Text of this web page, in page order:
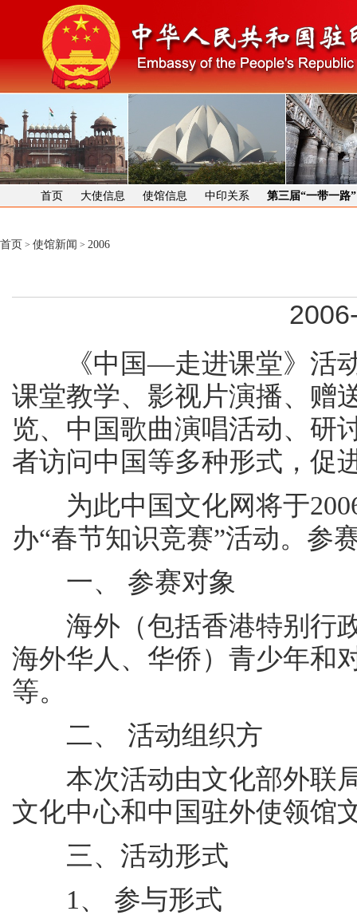
首页 大使信息 使馆信息 中印关系 第三届“一带一路
首页 > 使馆新闻 > 2006
《中国—走进课堂》活动
课堂教学、影视片演播、赠
览、中国歌曲演唱活动、研
者访问中国等多种形式，促
为此中国文化网将于2006
办“春节知识竞赛”活动。参
一、 参赛对象
海外（包括香港特别行政
海外华人、华侨）青少年和
等。
二、 活动组织方
本次活动由文化部外联局
文化中心和中国驻外使领馆
三、活动形式
1、 参与形式